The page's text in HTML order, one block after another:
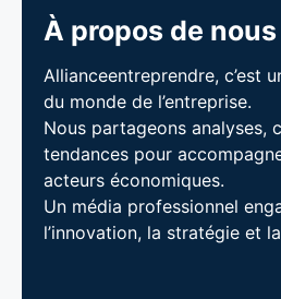
À propos de nous
Allianceentreprendre, c’est
du monde de l’entreprise.
Nous partageons analyses,
tendances pour
acteurs économiques.
Un média professionnel
l’innovation, la stratégie et